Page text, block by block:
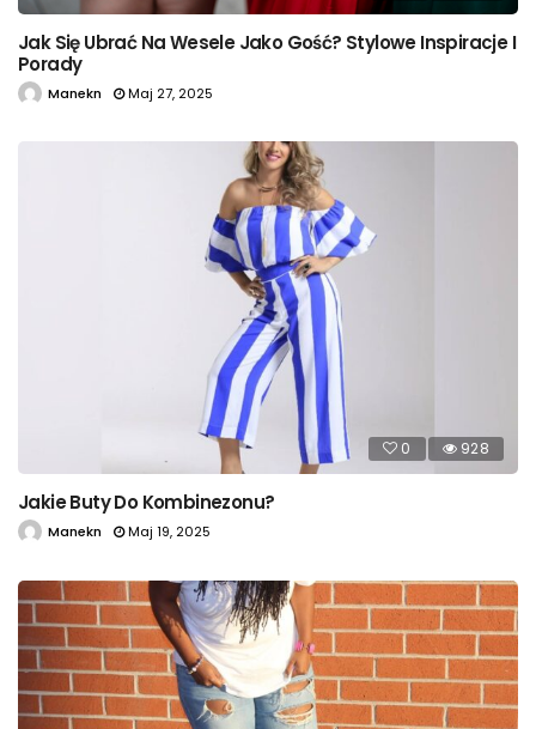
Jak Się Ubrać Na Wesele Jako Gość? Stylowe Inspiracje I
Porady
Manekn Maj 27, 2025
0 928
Jakie Buty Do Kombinezonu?
Manekn Maj 19, 2025